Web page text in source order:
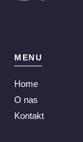
MENU
Home
O nas
Kontakt